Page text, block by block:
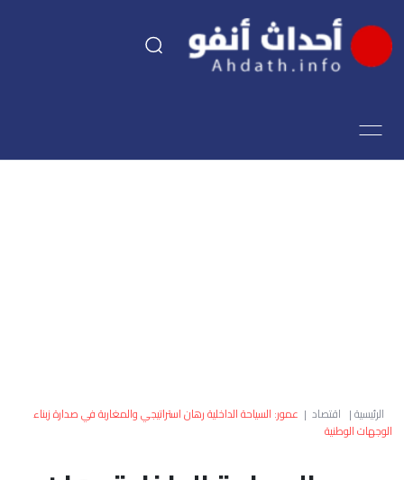
اقتصاد
العالم الرئيسية| اقتصاد | عمور: السياحة الداخلية رهان استراتيجي والمغاربة في صدارة زبناء
الوجهات الوطنية